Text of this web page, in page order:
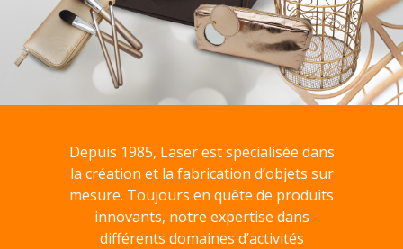
Depuis 1985, Laser est spécialisée dans
la création et la fabrication d’objets sur
mesure. Toujours en quête de produits
innovants, notre expertise dans
différents domaines d’activités